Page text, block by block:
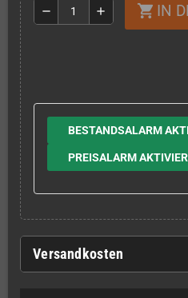
remove add shopping_cart IN
BESTANDSALARM
PREISALARM
Versandkosten